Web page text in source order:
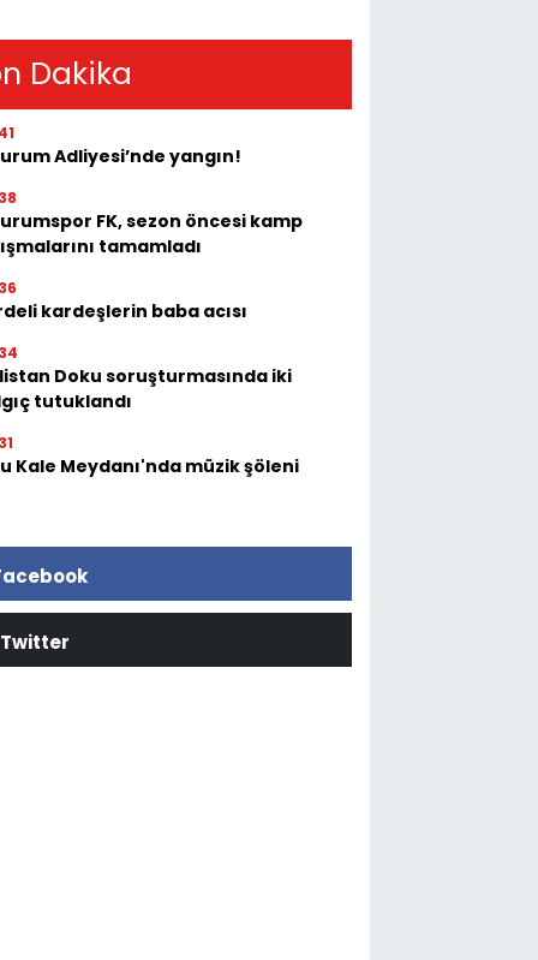
Dakika
Adliyesi’nde yangın!
FK, sezon öncesi kamp
tamamladı
kardeşlerin baba acısı
Doku soruşturmasında iki
tutuklandı
Kale Meydanı'nda müzik şöleni
Twitter